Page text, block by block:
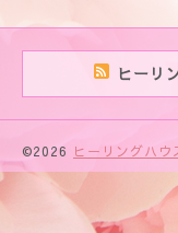
ヒーリ
©2026 ヒーリングハ